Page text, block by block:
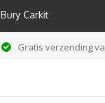
Bury Carkit
Gratis verzending